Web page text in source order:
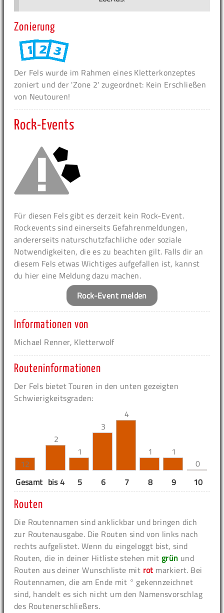
Zonierung
Der Fels wurde im Rahmen eines Kletterkonzeptes
zoniert und der 'Zone 2' zugeordnet: Kein Erschließen
von Neutouren!
Rock-Events
Für diesen Fels gibt es derzeit kein Rock-Event.
Rockevents sind einerseits Gefahrenmeldungen,
andererseits naturschutzfachliche oder soziale
Notwendigkeiten, die es zu beachten gilt. Falls dir an
diesem Fels etwas Wichtiges aufgefallen ist, kannst
du hier eine Meldung dazu machen.
Rock-Event melden
Informationen von
Michael Renner, Kletterwolf
Routeninformationen
Der Fels bietet Touren in den unten gezeigten
Schwierigkeitsgraden:
12
2
1
3
4
1
1
0
Gesamt bis 4 5 6 7 8 9 10
Routen
Die Routennamen sind anklickbar und bringen dich
zur Routenausgabe. Die Routen sind von links nach
rechts aufgelistet. Wenn du eingeloggt bist, sind
Routen, die in deiner Hitliste stehen mit grün und
Routen aus deiner Wunschliste mit rot markiert. Bei
Routennamen, die am Ende mit ° gekennzeichnet
sind, handelt es sich nicht um den Namensvorschlag
des Routenerschließers.